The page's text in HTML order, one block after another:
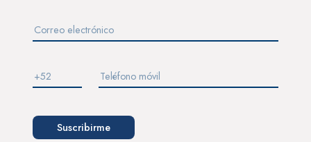
Suscribirme